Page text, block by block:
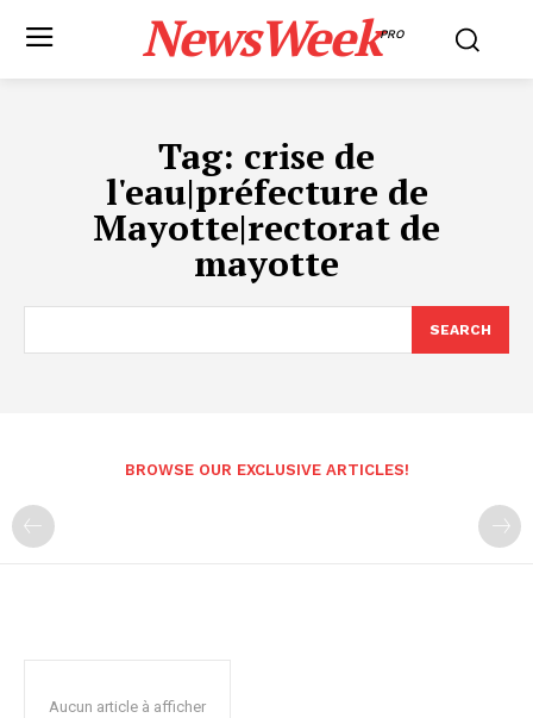
NewsWeekPRO
Tag: crise de
l'eau|préfecture de
Mayotte|rectorat de
mayotte
SEARCH
BROWSE OUR EXCLUSIVE ARTICLES!
Aucun article à afficher